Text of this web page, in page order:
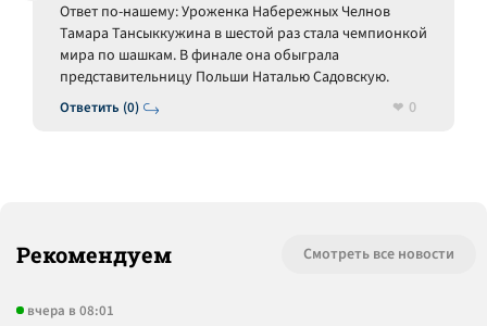
Ответить (0)
Ответ по-нашему: Уроженка Набережных Челнов
Тамара Тансыккужина в шестой раз стала чемпионкой
мира по шашкам. В финале она обыграла
представительницу Польши Наталью Садовскую.
0
Рекомендуем Смотреть все новости
вчера в 08:01